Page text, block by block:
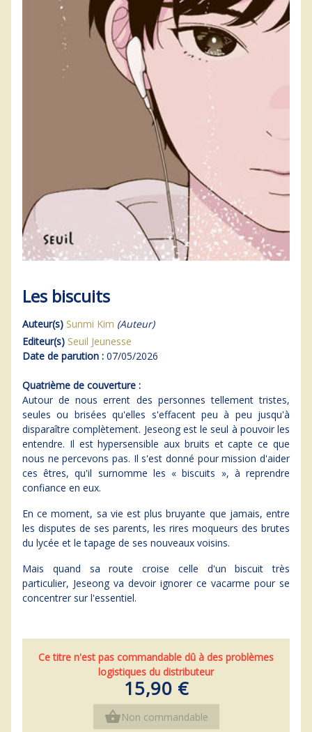
Les biscuits
Auteur(s) Sunmi Kim (Auteur)
Editeur(s) Seuil Jeunesse
Date de parution : 07/05/2026
Quatrième de couverture :
Autour de nous errent des personnes tellement tristes,
seules ou brisées qu'elles s'effacent peu à peu jusqu'à
disparaître complètement. Jeseong est le seul à pouvoir les
entendre. Il est hypersensible aux bruits et capte ce que
nous ne percevons pas. Il s'est donné pour mission d'aider
ces êtres, qu'il surnomme les « biscuits », à reprendre
confiance en eux.
En ce moment, sa vie est plus bruyante que jamais, entre
les disputes de ses parents, les rires moqueurs des brutes
du lycée et le tapage de ses nouveaux voisins.
Mais quand sa route croise celle d'un biscuit très
particulier, Jeseong va devoir ignorer ce vacarme pour se
concentrer sur l'essentiel.
Ce titre n'est pas commandable dû à des problèmes
logistiques du distributeur
15,90 €
shopping_basketNon commandable